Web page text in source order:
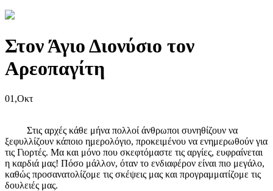
Στον Άγιο Διονύσιο τον
Αρεοπαγίτη
01,Οκτ
Στις αρχές κάθε μήνα πολλοί άνθρωποι συνηθίζουν να
ξεφυλλίζουν κάποιο ημερολόγιο, προκειμένου να ενημερωθούν για
τις Γιορτές. Μα και μόνο που σκεφτόμαστε τις αργίες, ευφραίνεται
η καρδιά μας! Πόσο μάλλον, όταν το ενδιαφέρον είναι πιο μεγάλο,
καθώς προσανατολίζομε τις σκέψεις μας και προγραμματίζομε τις
δουλειές μας.